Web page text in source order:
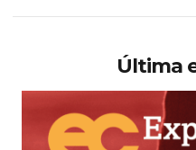
Última